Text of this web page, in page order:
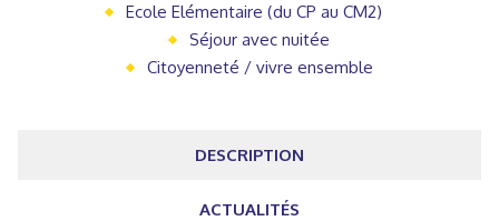
Ecole Elémentaire (du CP au CM2)
Séjour avec nuitée
Citoyenneté / vivre ensemble
DESCRIPTION
ACTUALITÉS